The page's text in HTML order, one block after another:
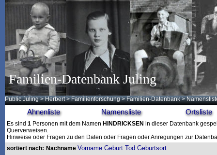
Familien-Datenbank Juling
Public Juling >Herbert >Familienforschung >Familien-Datenbank >
Ahnenliste Namensliste Ortsliste
Es sind 1 Personen mit dem Namen HINDRICKSEN in dieser Datenbank
Querverweisen.
Hinweise oder Fragen zu den Daten oder Fragen oder Anregungen zur
sortiert nach: Nachname Vorname Geburt Tod Geburtsort